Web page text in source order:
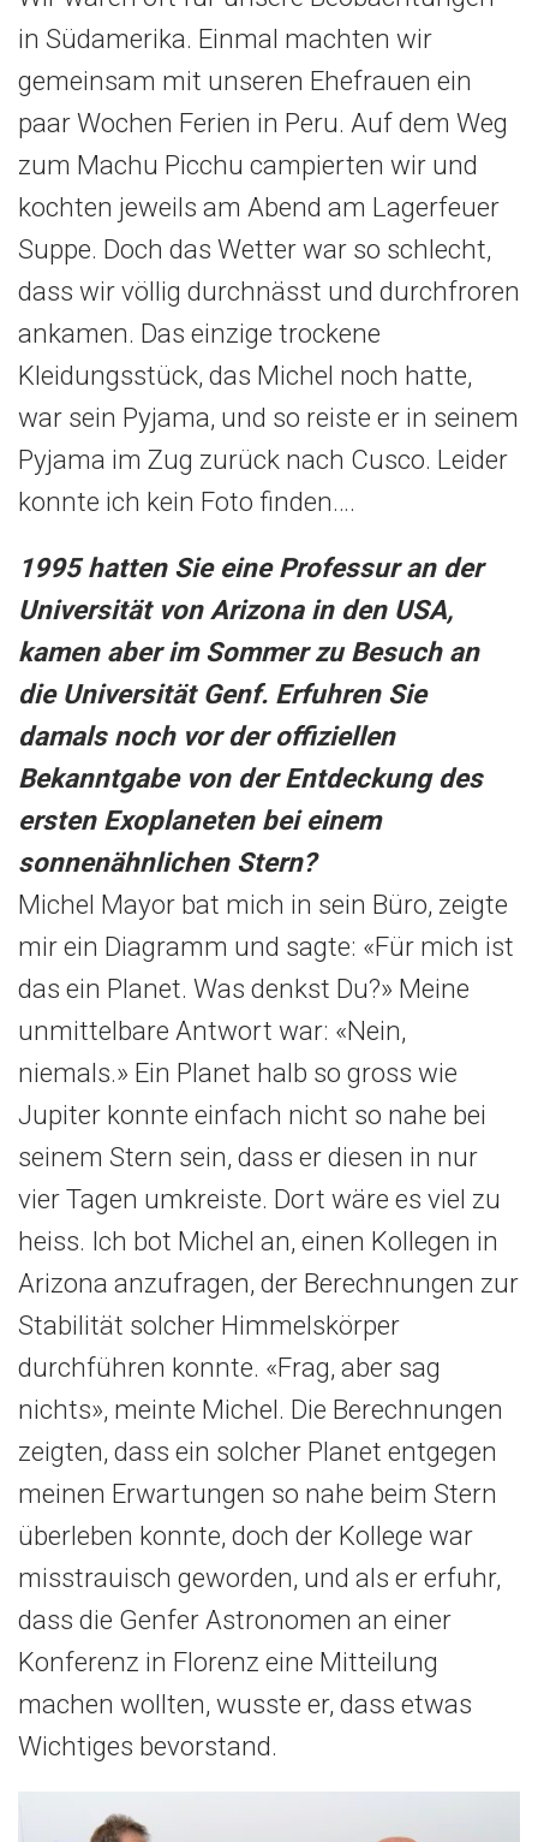
in Südamerika. Einmal machten wir
gemeinsam mit unseren Ehefrauen ein
paar Wochen Ferien in Peru. Auf dem Weg
zum Machu Picchu campierten wir und
kochten jeweils am Abend am Lagerfeuer
Suppe. Doch das Wetter war so schlecht,
dass wir völlig durchnässt und durchfroren
ankamen. Das einzige trockene
Kleidungsstück, das Michel noch hatte,
war sein Pyjama, und so reiste er in seinem
Pyjama im Zug zurück nach Cusco. Leider
konnte ich kein Foto finden….
1995 hatten Sie eine Professur an der
Universität von Arizona in den USA,
kamen aber im Sommer zu Besuch an
die Universität Genf. Erfuhren Sie
damals noch vor der offiziellen
Bekanntgabe von der Entdeckung des
ersten Exoplaneten bei einem
sonnenähnlichen Stern?
Michel Mayor bat mich in sein Büro, zeigte
mir ein Diagramm und sagte: «Für mich ist
das ein Planet. Was denkst Du?» Meine
unmittelbare Antwort war: «Nein,
niemals.» Ein Planet halb so gross wie
Jupiter konnte einfach nicht so nahe bei
seinem Stern sein, dass er diesen in nur
vier Tagen umkreiste. Dort wäre es viel zu
heiss. Ich bot Michel an, einen Kollegen in
Arizona anzufragen, der Berechnungen zur
Stabilität solcher Himmelskörper
durchführen konnte. «Frag, aber sag
nichts», meinte Michel. Die Berechnungen
zeigten, dass ein solcher Planet entgegen
meinen Erwartungen so nahe beim Stern
überleben konnte, doch der Kollege war
misstrauisch geworden, und als er erfuhr,
dass die Genfer Astronomen an einer
Konferenz in Florenz eine Mitteilung
machen wollten, wusste er, dass etwas
Wichtiges bevorstand.